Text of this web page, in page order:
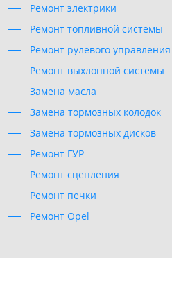
Ремонт электрики
Ремонт топливной системы
Ремонт рулевого управления
Ремонт выхлопной системы
Замена масла
Замена тормозных колодок
Замена тормозных дисков
Ремонт ГУР
Ремонт сцепления
Ремонт печки
Ремонт Opel